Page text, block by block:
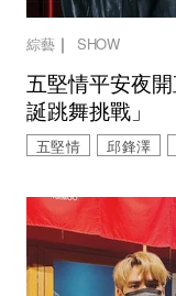
綜藝｜ SHOW
五堅情平安夜
誕跳舞挑戰」
五堅情 邱鋒澤